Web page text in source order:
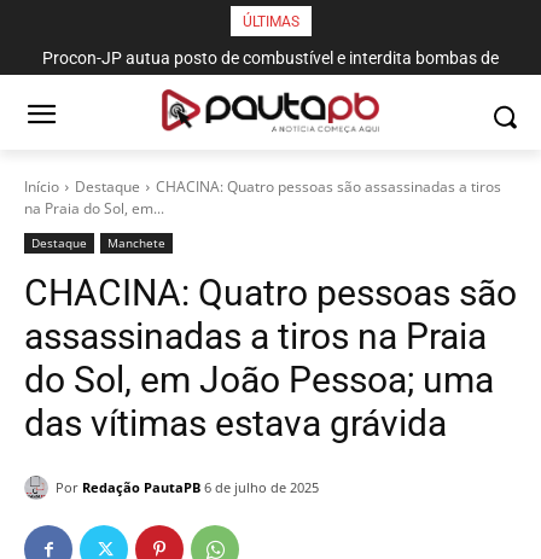
ÚLTIMAS
Procon-JP autua posto de combustível e interdita bombas de
gasolina no bairro da Torre
Início Destaque
CHACINA: Quatro pessoas são assassinadas a tiros
na Praia do Sol, em...
Destaque Manchete
CHACINA: Quatro pessoas são
assassinadas a tiros na Praia
do Sol, em João Pessoa; uma
das vítimas estava grávida
Por Redação PautaPB 6 de julho de 2025